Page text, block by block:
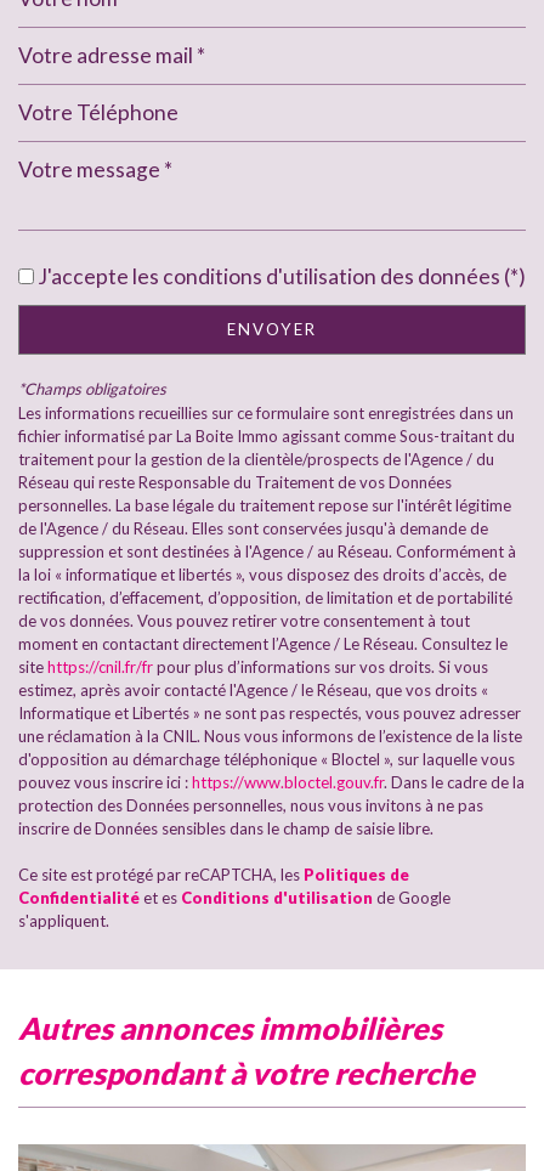
Nombre d'habitants
Propriétaires (vs. locataires)
56,53 %
Taxe habitation
15,63 %
Taxe foncière
28,12 %
Habitants de moins de 25 ans
30,94 %
Habitants de 25 à 55 ans
43,51 %
Habitants de plus de 55 ans
25,55 %
Nombre d'enfants par famille
0,97
Familles sans enfant
43,75 %
Familles avec 1 ou 2 enfants
48,56 %
Maisons
69,37 %
Appartements
30,63 %
J'accepte les conditions d'utilisation des données (*)
ENVOYER
*Champs obligatoires
Les informations recueillies sur ce formulaire sont enregistrées dans un
fichier informatisé par La Boite Immo agissant comme Sous-traitant du
traitement pour la gestion de la clientèle/prospects de l'Agence / du
Réseau qui reste Responsable du Traitement de vos Données
personnelles. La base légale du traitement repose sur l'intérêt légitime
de l'Agence / du Réseau. Elles sont conservées jusqu'à demande de
suppression et sont destinées à l'Agence / au Réseau. Conformément à
la loi « informatique et libertés », vous disposez des droits d’accès, de
rectification, d’effacement, d’opposition, de limitation et de portabilité
de vos données. Vous pouvez retirer votre consentement à tout
moment en contactant directement l’Agence / Le Réseau. Consultez le
sitehttps://cnil.fr/frpour plus d’informations sur vos droits. Si vous
estimez, après avoir contacté l'Agence / le Réseau, que vos droits «
Informatique et Libertés » ne sont pas respectés, vous pouvez adresser
une réclamation à la CNIL. Nous vous informons de l’existence de la liste
d'opposition au démarchage téléphonique « Bloctel », sur laquelle vous
pouvez vous inscrire ici :https://www.bloctel.gouv.fr. Dans le cadre de la
protection des Données personnelles, nous vous invitons à ne pas
inscrire de Données sensibles dans le champ de saisie libre.
Ce site est protégé par reCAPTCHA, les Politiques de
Confidentialitéet es Conditions d'utilisation de Google
s'appliquent.
autres annonces immobilières
correspondant à votre recherche